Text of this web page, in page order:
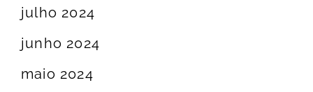
julho 2024
junho 2024
maio 2024